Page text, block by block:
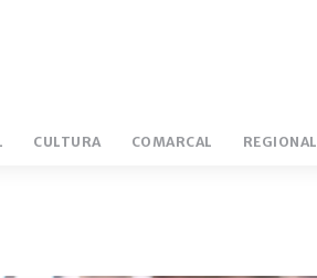
CULTURA COMARCAL REGIONAL